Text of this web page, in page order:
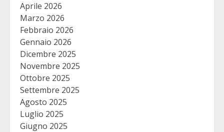
Aprile 2026
Marzo 2026
Febbraio 2026
Gennaio 2026
Dicembre 2025
Novembre 2025
Ottobre 2025
Settembre 2025
Agosto 2025
Luglio 2025
Giugno 2025